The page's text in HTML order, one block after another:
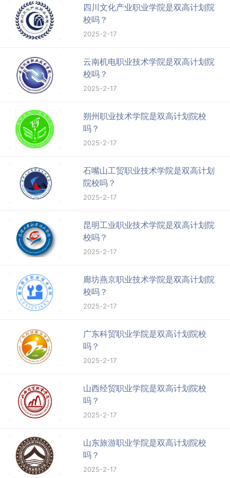
四川文化产业职业学院是双高计划院
校吗？
2025-2-17
云南机电职业技术学院是双高计划院
校吗？
2025-2-17
朔州职业技术学院是双高计划院校
吗？
2025-2-17
石嘴山工贸职业技术学院是双高计划
院校吗？
2025-2-17
昆明工业职业技术学院是双高计划院
校吗？
2025-2-17
廊坊燕京职业技术学院是双高计划院
校吗？
2025-2-17
广东科贸职业学院是双高计划院校
吗？
2025-2-17
山西经贸职业学院是双高计划院校
吗？
2025-2-17
山东旅游职业学院是双高计划院校
吗？
2025-2-17